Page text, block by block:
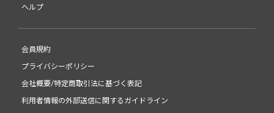
ヘルプ
会員規約
プライバシーポリシー
会社概要/特定商取引法に基づく表記
利用者情報の外部送信に関するガイドライン